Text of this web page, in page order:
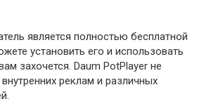
является полностью бесплатной
установить его и использовать
захочется. Daum PotPlayer не
реклам и различных